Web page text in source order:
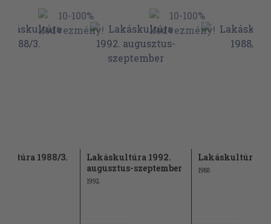
1988/3.
Lakáskultúra 1992.
augusztus-szeptember
1992
Lakáskultúra
1988